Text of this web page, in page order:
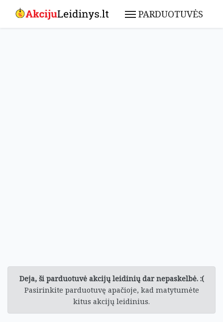
PARDUOTUVĖS
Deja, ši parduotuvė akcijų leidinių dar nepaskelbė. :(
Pasirinkite parduotuvę apačioje, kad matytumėte
kitus akcijų leidinius.